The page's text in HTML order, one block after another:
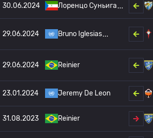
30.06.2024 Лоренцо Суньига
29.06.2024 Bruno Iglesias
29.06.2024 Reinier
23.01.2024 Jeremy De Leon
31.08.2023 Reinier